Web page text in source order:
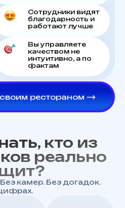
Сотрудники видят
благодарность и
работают лучше
Вы управляете
качеством не
интуитивно, а по
фактам
своим рестораном ⟶
кто из
реально
камер. Без догадок.